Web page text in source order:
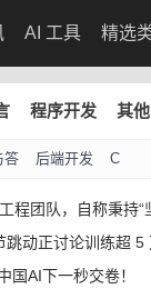
AI 工具 精选
程序开发 其他
答 后端开发 C
程团队，自称秉持“
正讨论训练超 5 万亿
国AI下一秒交卷！